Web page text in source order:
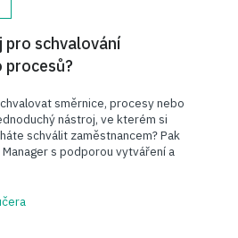
schvalování
procesů?
směrnice, procesy nebo
nástroj, ve kterém si
schválit zaměstnancem? Pak
s podporou vytváření a